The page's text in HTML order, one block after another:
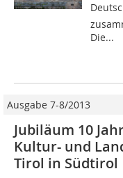
Die...
Ausgabe 7-8/2013
Jubiläum 10
Kultur- und
Tirol in Südtirol